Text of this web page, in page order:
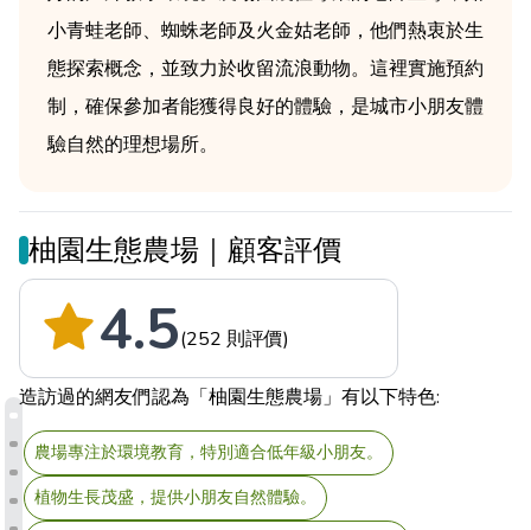
小青蛙老師、蜘蛛老師及火金姑老師，他們熱衷於生
態探索概念，並致力於收留流浪動物。這裡實施預約
制，確保參加者能獲得良好的體驗，是城市小朋友體
驗自然的理想場所。
柚園生態農場｜顧客評價
4.5(252 則評價)
造訪過的網友們認為「柚園生態農場」有以下特色:
農場專注於環境教育，特別適合低年級小朋友。
植物生長茂盛，提供小朋友自然體驗。